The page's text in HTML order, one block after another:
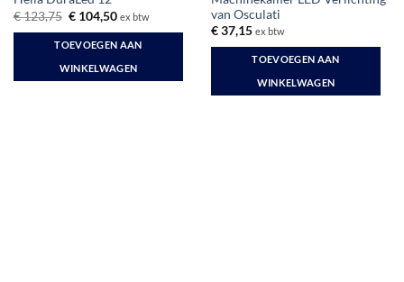
€123,75 Oorspronkelijke
was:
€ 123,75.
€104,50Huidige
is:
€ 104,50.
ex btw
TOEVOEGEN AAN
WINKELWAGEN
van Osculati
€37,15 ex btw
TOEVOEGEN AAN
WINKELWAGEN